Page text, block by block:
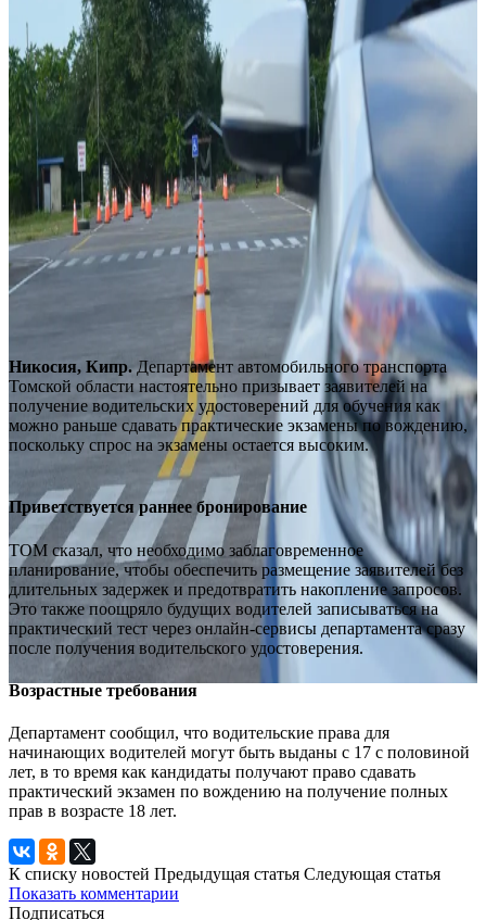
Никосия, Кипр.Департамент автомобильного транспорта
Томской области настоятельно призывает заявителей на
получение водительских удостоверений для обучения как
можно раньше сдавать практические экзамены по вождению,
поскольку спрос на экзамены остается высоким.
Приветствуется раннее бронирование
ТОМ сказал, что необходимо заблаговременное
планирование, чтобы обеспечить размещение заявителей без
длительных задержек и предотвратить накопление запросов.
Это также поощряло будущих водителей записываться на
практический тест через онлайн-сервисы департамента сразу
после получения водительского удостоверения.
Возрастные требования
Департамент сообщил, что водительские права для
начинающих водителей могут быть выданы с 17 с половиной
лет, в то время как кандидаты получают право сдавать
практический экзамен по вождению на получение полных
прав в возрасте 18 лет.
К списку новостей Предыдущая статья Следующая статья
Показать комментарии
Подписаться